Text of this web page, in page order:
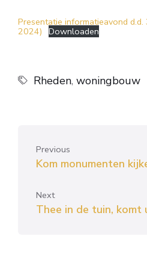
Presentatie informatieavond
2024) Downloaden
Rheden, woningbouw
Previous
Kom monumenten
Next
Thee in de tuin, komt